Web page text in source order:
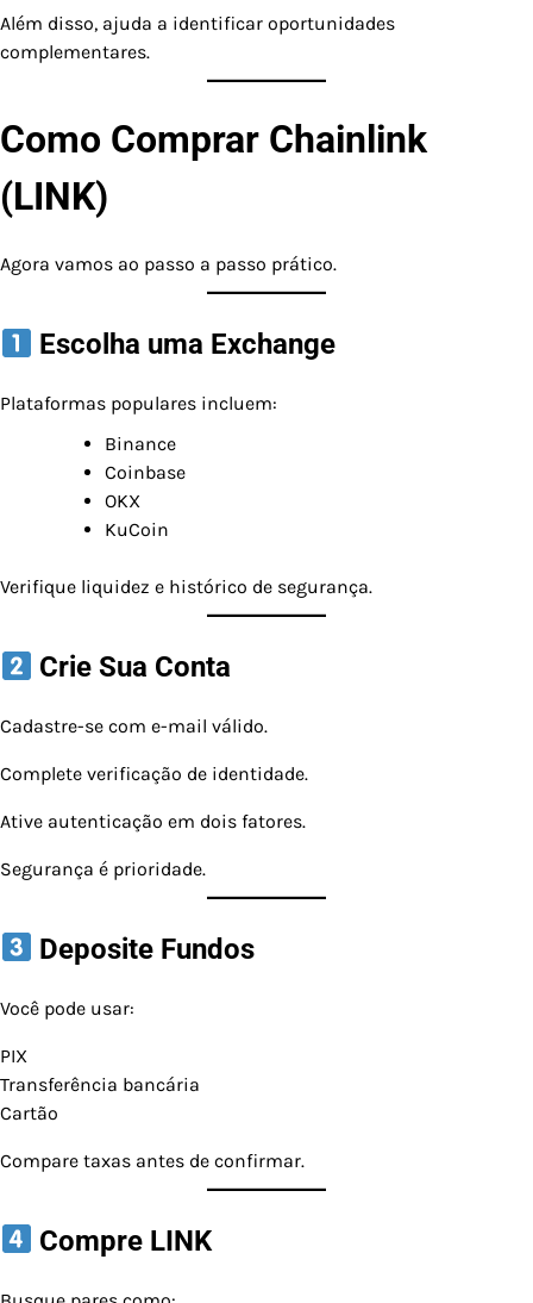
Além disso, ajuda a identificar oportunidades
complementares.
Como Comprar Chainlink
(LINK)
Agora vamos ao passo a passo prático.
Escolha uma Exchange
Plataformas populares incluem:
Binance
Coinbase
OKX
KuCoin
Verifique liquidez e histórico de segurança.
Crie Sua Conta
Cadastre-se com e-mail válido.
Complete verificação de identidade.
Ative autenticação em dois fatores.
Segurança é prioridade.
Deposite Fundos
Você pode usar:
PIX
Transferência bancária
Cartão
Compare taxas antes de confirmar.
Compre LINK